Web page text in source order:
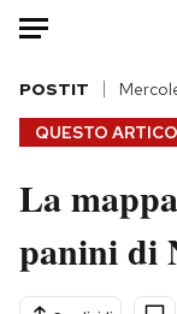
HOME
Italia
Politica
Tecnologia
QUESTO
POSTIT
La
panini di